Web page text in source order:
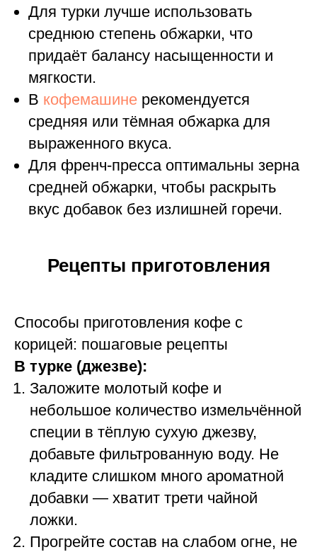
Для турки лучше использовать
среднюю степень обжарки, что
придаёт балансу насыщенности и
мягкости.
В кофемашине рекомендуется
средняя или тёмная обжарка для
выраженного вкуса.
Для френч-пресса оптимальны зерна
средней обжарки, чтобы раскрыть
вкус добавок без излишней горечи.
Рецепты приготовления
Способы приготовления кофе с
корицей: пошаговые рецепты
В турке (джезве):
Заложите молотый кофе и
небольшое количество измельчённой
специи в тёплую сухую джезву,
добавьте фильтрованную воду. Не
кладите слишком много ароматной
добавки — хватит трети чайной
ложки.
Прогрейте состав на слабом огне, не